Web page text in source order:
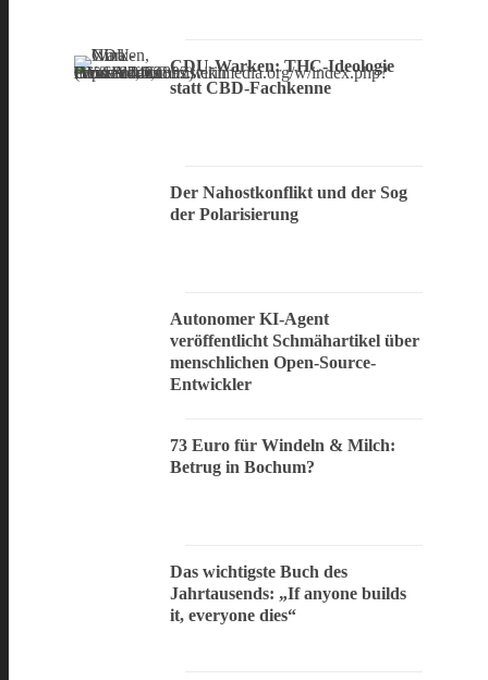
CDU-Warken: THC-Ideologie
statt CBD-Fachkenne
Der Nahostkonflikt und der Sog
der Polarisierung
Autonomer KI-Agent
veröffentlicht Schmähartikel über
menschlichen Open-Source-
Entwickler
73 Euro für Windeln & Milch:
Betrug in Bochum?
Das wichtigste Buch des
Jahrtausends: „If anyone builds
it, everyone dies“